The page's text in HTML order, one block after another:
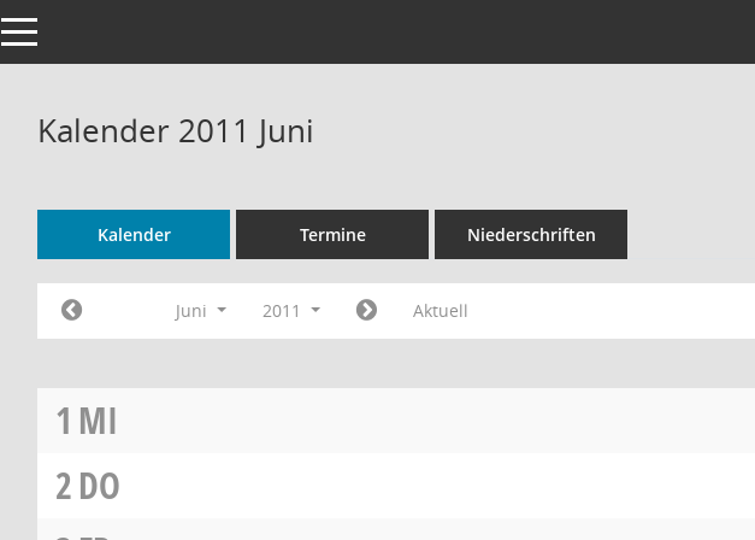
Toggle navigation
Kalender 2011 Juni
Kalender Termine Niederschriften
Juni 2011 Aktuell
1 MI
2DO